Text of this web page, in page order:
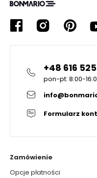
+48 616
pon-pt: 8:00-
Formularz
Zamówienie
Opcje płatności